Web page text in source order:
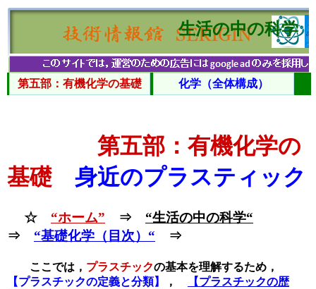
生活の中の科学
第五部：有機化学の基礎 化学（全体構成）
第五部：有機化学の
基礎 身近のプラスティック
☆ “ホーム” ⇒ “生活の中の科学“
⇒ “基礎化学（目次）“ ⇒
ここでは， プラスチックの基本を理解するため，
【プラスチックの定義と分類】
，
【プラスチックの歴